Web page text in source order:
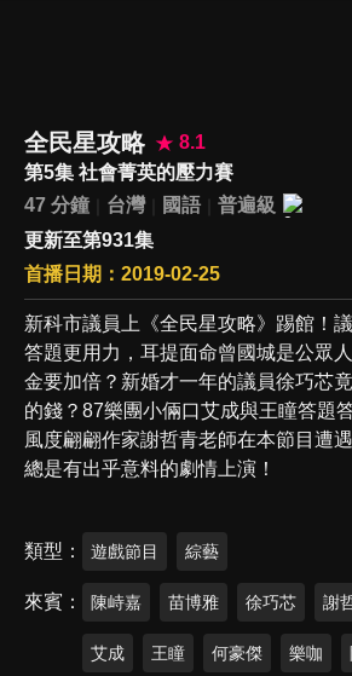
全民星攻略
8.1
第5集 社會菁英的壓力賽
47 分鐘
台灣 國語
普遍級
更新至第931集
首播日期：2019-02-25
新科市議員上《全民星攻略》踢館！
答題更用力，耳提面命曾國城是公眾
金要加倍？新婚才一年的議員徐巧芯
的錢？87樂團小倆口艾成與王瞳答題
風度翩翩作家謝哲青老師在本節目遭
總是有出乎意料的劇情上演！
類型 遊戲節目 綜藝
來賓 陳峙嘉 苗博雅 徐巧芯 謝
艾成 王瞳 何豪傑 樂咖